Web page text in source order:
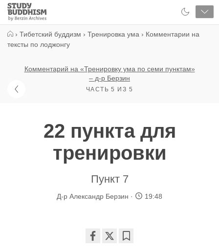
Close
Study
Buddhism
› Тибетский буддизм › Тренировка ума › Комментарии на
тексты по лоджонгу
Комментарий на «Тренировку ума по семи пунктам»
– д-р Берзин
ЧАСТЬ 5 ИЗ 5
22 пункта для
тренировки
Пункт 7
Д-р Александр Берзин 19:48